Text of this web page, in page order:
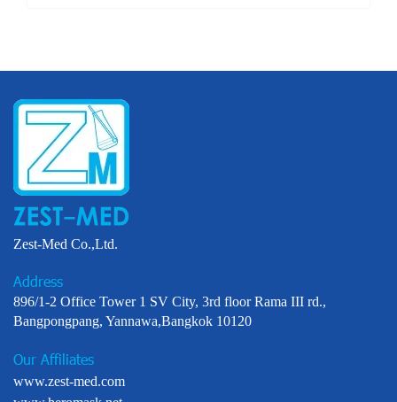
Zest-Med Co.,Ltd.
Address
896/1-2 Office Tower 1 SV City, 3rd floor Rama III rd.,
Bangpongpang, Yannawa,Bangkok 10120
Our Affiliates
www.zest-med.com